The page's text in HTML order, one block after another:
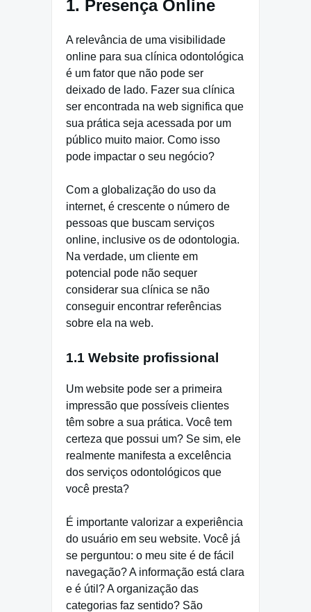
1. Presença Online
A relevância de uma visibilidade
online para sua clínica odontológica
é um fator que não pode ser
deixado de lado. Fazer sua clínica
ser encontrada na web significa que
sua prática seja acessada por um
público muito maior. Como isso
pode impactar o seu negócio?
Com a globalização do uso da
internet, é crescente o número de
pessoas que buscam serviços
online, inclusive os de odontologia.
Na verdade, um cliente em
potencial pode não sequer
considerar sua clínica se não
conseguir encontrar referências
sobre ela na web.
1.1 Website profissional
Um website pode ser a primeira
impressão que possíveis clientes
têm sobre a sua prática. Você tem
certeza que possui um? Se sim, ele
realmente manifesta a excelência
dos serviços odontológicos que
você presta?
É importante valorizar a experiência
do usuário em seu website. Você já
se perguntou: o meu site é de fácil
navegação? A informação está clara
e é útil? A organização das
categorias faz sentido? São